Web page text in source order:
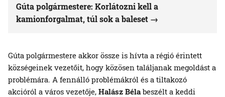
Gúta polgármestere: Korlátozni kell a
kamionforgalmat, túl sok a baleset
Gúta polgármestere akkor össze is hívta a régió érintett
községeinek vezetőit, hogy közösen találjanak megoldást a
problémára. A fennálló problémákról és a tiltakozó
akcióról a város vezetője, Halász Béla beszélt a keddi